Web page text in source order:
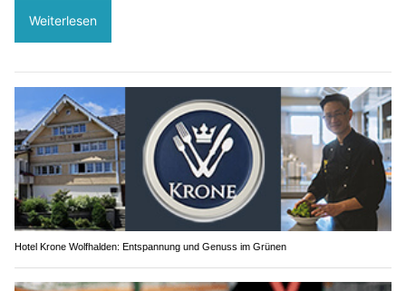
Weiterlesen
Hotel Krone Wolfhalden: Entspannung und Genuss im Grünen